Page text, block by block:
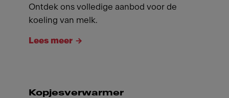
Ontdek ons volledige aanbod voor de
koeling van melk.
Lees meer
Kopjesverwarmer